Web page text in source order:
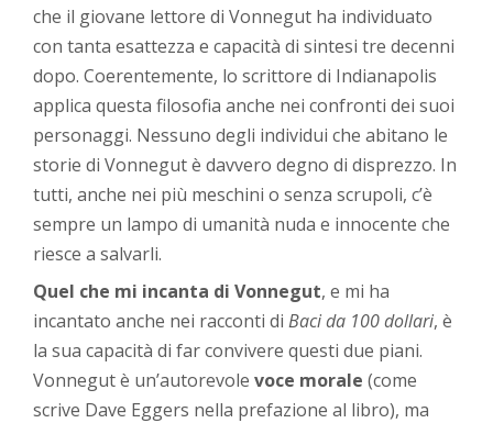
che il giovane lettore di Vonnegut ha individuato
con tanta esattezza e capacità di sintesi tre decenni
dopo. Coerentemente, lo scrittore di Indianapolis
applica questa filosofia anche nei confronti dei suoi
personaggi. Nessuno degli individui che abitano le
storie di Vonnegut è davvero degno di disprezzo. In
tutti, anche nei più meschini o senza scrupoli, c’è
sempre un lampo di umanità nuda e innocente che
riesce a salvarli.
Quel che mi incanta di Vonnegut, e mi ha
incantato anche nei racconti diBaci da 100 dollari, è
la sua capacità di far convivere questi due piani.
Vonnegut è un’autorevolevoce morale (come
scrive Dave Eggers nella prefazione al libro), ma